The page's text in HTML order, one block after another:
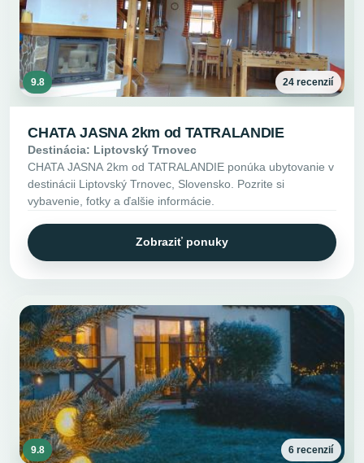
9.8 24 recenzií
CHATA JASNA 2km od TATRALANDIE
Destinácia: Liptovský Trnovec
CHATA JASNA 2km od TATRALANDIE ponúka ubytovanie v
destinácii Liptovský Trnovec, Slovensko. Pozrite si
vybavenie, fotky a ďalšie informácie.
Zobraziť ponuky
9.8 6 recenzií